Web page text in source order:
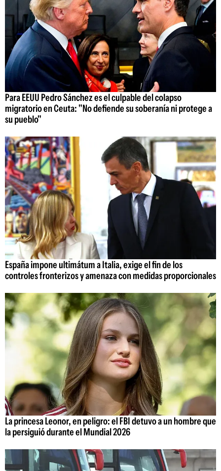
Para EEUU Pedro Sánchez es el culpable del colapso
migratorio en Ceuta: "No defiende su soberanía ni protege a
su pueblo"
España impone ultimátum a Italia, exige el fin de los
controles fronterizos y amenaza con medidas proporcionales
La princesa Leonor, en peligro: el FBI detuvo a un hombre que
la persiguió durante el Mundial 2026